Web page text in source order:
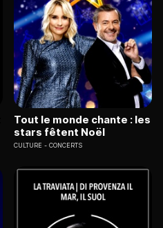
Tout le monde chante : les
stars fêtent Noël
CULTURE CONCERTS